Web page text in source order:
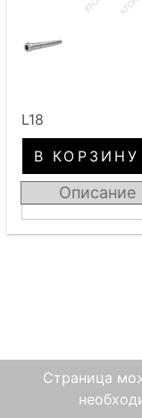
L18
Описание
Страница